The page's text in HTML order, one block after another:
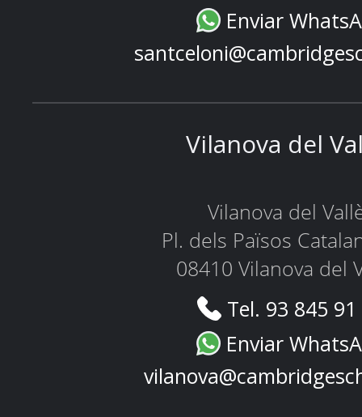
Enviar
Vilanova del
Vilanova del
Pl. dels Països
08410 Vilanova del
Tel. 93 845
Enviar